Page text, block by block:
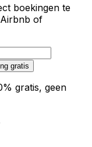
boekingen te
of
gratis
gratis, geen